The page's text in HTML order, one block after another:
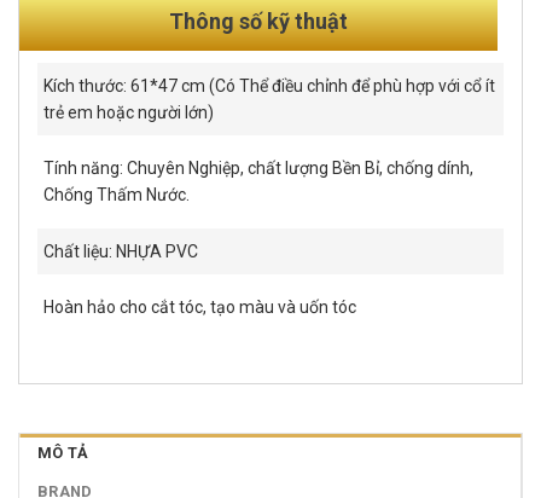
Thông số kỹ thuật
Kích thước: 61*47 cm (Có Thể điều chỉnh để phù hợp với cổ ít
trẻ em hoặc người lớn)
Tính năng: Chuyên Nghiệp, chất lượng Bền Bỉ, chống dính,
Chống Thấm Nước.
Chất liệu: NHỰA PVC
Hoàn hảo cho cắt tóc, tạo màu và uốn tóc
MÔ TẢ
BRAND